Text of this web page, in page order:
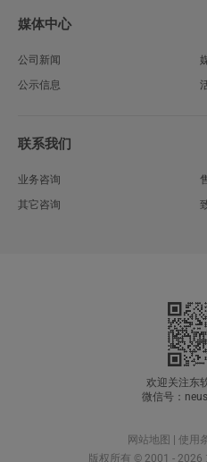
媒体中心
公司新闻
公示信息
联系我们
业务咨询
其它咨询
欢迎关注东
微信号：
网站地图 | 使用
版权所有 © 2001 - 2026